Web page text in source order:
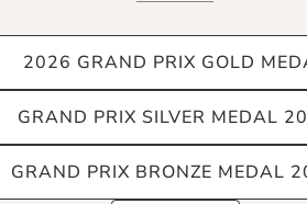
2026 GRAND PRIX GOLD
GRAND PRIX SILVER MEDAL
GRAND PRIX BRONZE MEDAL